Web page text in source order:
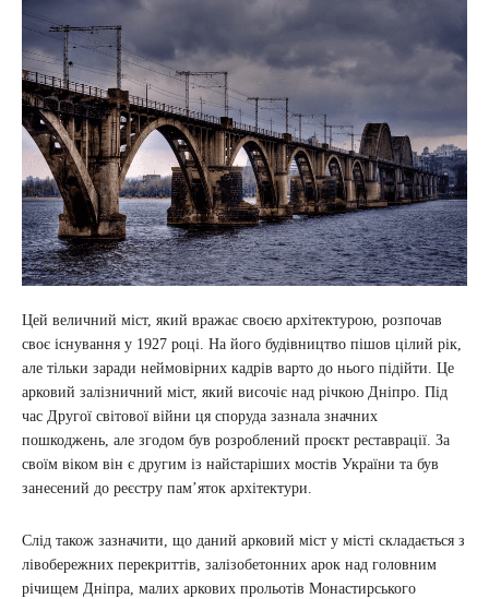
Цей величний міст, який вражає своєю архітектурою, розпочав
своє існування у 1927 році. На його будівництво пішов цілий рік,
але тільки заради неймовірних кадрів варто до нього підійти. Це
арковий залізничний міст, який височіє над річкою Дніпро. Під
час Другої світової війни ця споруда зазнала значних
пошкоджень, але згодом був розроблений проєкт реставрації. За
своїм віком він є другим із найстаріших мостів України та був
занесений до реєстру пам’яток архітектури.
Слід також зазначити, що даний арковий міст у місті складається з
лівобережних перекриттів, залізобетонних арок над головним
річищем Дніпра, малих аркових прольотів Монастирського